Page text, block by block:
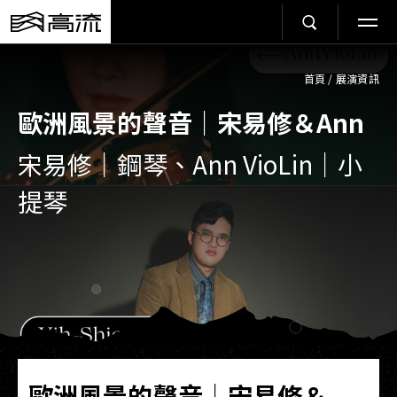
首頁/展演資訊
歐洲風景的聲音｜宋易修＆Ann
宋易修｜鋼琴、Ann VioLin｜小
提琴